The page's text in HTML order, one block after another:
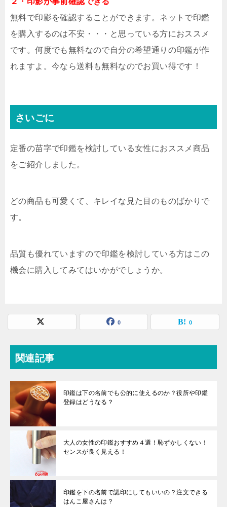
無料で印影を確認することができます。ネットで印鑑
を購入するのは不安・・・と思っている方におススメ
です。何度でも無料なので自分の希望通りの印鑑が作
れますよ。今なら送料も無料なのでお買い得です！
さいごに
定番の苗字で印鑑を検討している女性におススメ商品
をご紹介しました。
どの商品も可愛くて、キレイな見た目のものばかりで
す。
品質も優れていますので印鑑を検討している方はこの
機会に購入してみてはいかがでしょうか。
0 0
関連記事
印鑑は下の名前でも公的に使えるのか？役所や印鑑
登録はどうなる？
大人の女性の印鑑おすすめ４選！恥ずかしくない！
センスが良く見える！
印鑑を下の名前で認印にしてもいいの？注文できる
はんこ屋さんは？